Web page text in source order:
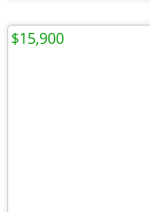
$15,900